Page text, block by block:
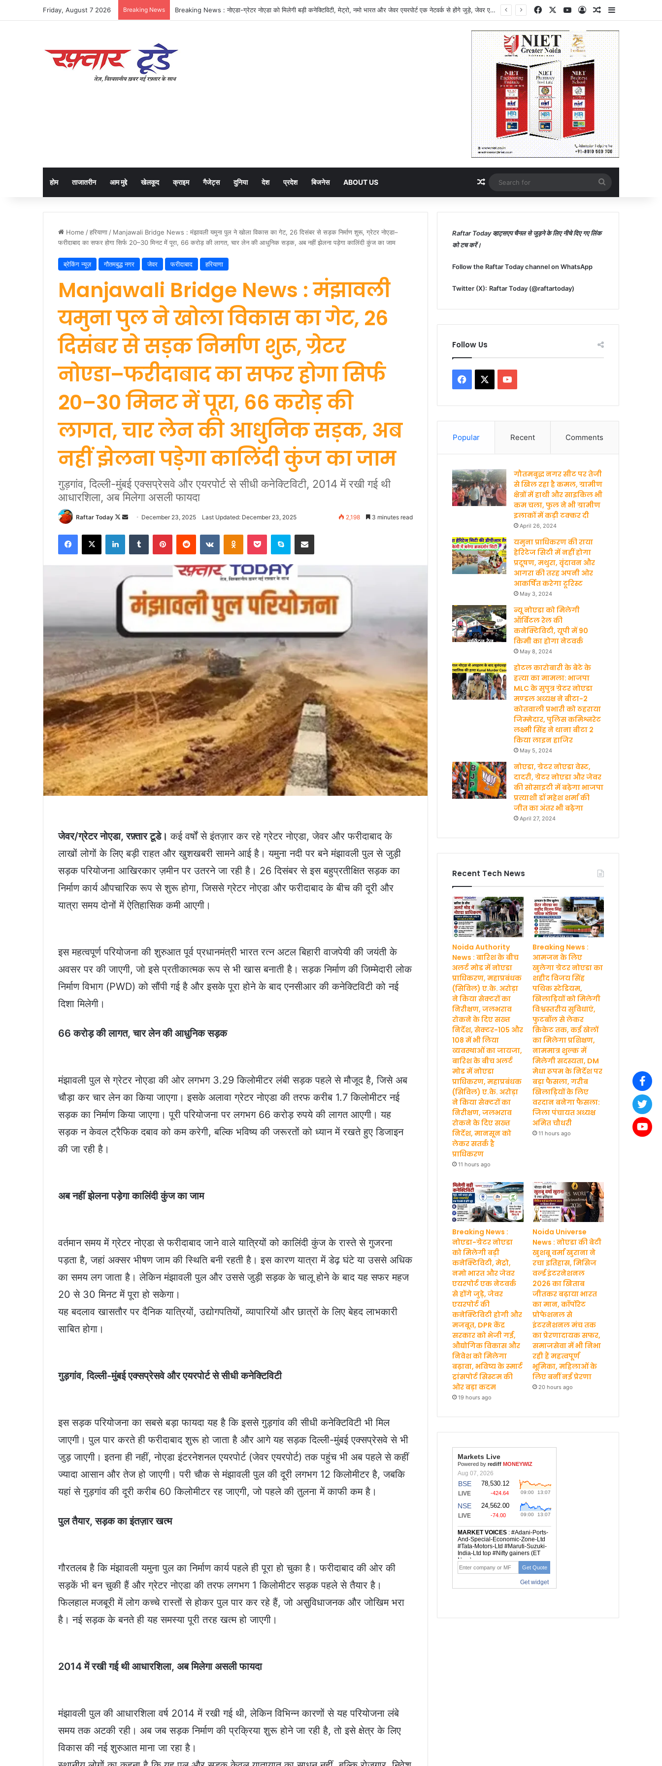
Friday, August 7 2026 Breaking News Breaking News : नोएडा-ग्रेटर नोएडा को मिलेगी बड़ी कनेक्टिविटी, मेट्रो, नमो भारत और जेवर एयरपोर्ट एक नेटवर्क से होंगे जुड़े, जेवर एयरपोर्ट की कनेक्टिविटी होगी और मजबूत, DPR केंद्र सरकार को भेजी गई, औद्योगिक विकास और निवेश को मिलेगा बढ़ावा, भविष्य के स्मार्ट ट्रांसपोर्ट सिस्टम की ओर बड़ा कदम FacebookYouTube
Log InRandom Article
Sidebar
होम ताजातरीन आम मुद्दे खेलकूद क्राइम गैजेट्स दुनिया देश प्रदेश बिजनेस ABOUT US Random Article
for
Home /हरियाणा / Manjawali Bridge News : मंझावली यमुना पुल ने खोला विकास का गेट, 26 दिसंबर से सड़क निर्माण शुरू, ग्रेटर नोएडा–
फरीदाबाद का सफर होगा सिर्फ 20–30 मिनट में पूरा, 66 करोड़ की लागत, चार लेन की आधुनिक सड़क, अब नहीं झेलना पड़ेगा कालिंदी कुंज का जाम
ब्रेकिंग न्यूज़ गौतमबुद्ध नगर जेवर फरीदाबाद हरियाणा
Manjawali Bridge News : मंझावली
यमुना पुल ने खोला विकास का गेट, 26
दिसंबर से सड़क निर्माण शुरू, ग्रेटर
नोएडा–फरीदाबाद का सफर होगा सिर्फ
20–30 मिनट में पूरा, 66 करोड़ की
लागत, चार लेन की आधुनिक सड़क, अब
नहीं झेलना पड़ेगा कालिंदी कुंज का जाम
गुड़गांव, दिल्ली-मुंबई एक्सप्रेसवे और एयरपोर्ट से सीधी कनेक्टिविटी, 2014 में रखी गई थी
आधारशिला, अब मिलेगा असली फायदा
Raftar Today
Follow
Send
email
December 23, 2025 Last Updated: December 23, 2025 2,198 3 minutes read
Facebook
X LinkedInTumblr PinterestReddit VKontakteOdnoklassniki
Pocket Skype Share via Email
जेवर/ग्रेटर नोएडा, रफ़्तार टूडे। कई वर्षों से इंतज़ार कर रहे ग्रेटर नोएडा, जेवर और फरीदाबाद के
लाखों लोगों के लिए बड़ी राहत और खुशखबरी सामने आई है। यमुना नदी पर बने मंझावली पुल से जुड़ी
सड़क परियोजना आखिरकार ज़मीन पर उतरने जा रही है। 26 दिसंबर से इस बहुप्रतीक्षित सड़क का
निर्माण कार्य औपचारिक रूप से शुरू होगा, जिससे ग्रेटर नोएडा और फरीदाबाद के बीच की दूरी और
यात्रा समय दोनों में ऐतिहासिक कमी आएगी।
इस महत्वपूर्ण परियोजना की शुरुआत पूर्व प्रधानमंत्री भारत रत्न अटल बिहारी वाजपेयी की जयंती के
अवसर पर की जाएगी, जो इसे प्रतीकात्मक रूप से भी खास बनाती है। सड़क निर्माण की जिम्मेदारी लोक
निर्माण विभाग (PWD) को सौंपी गई है और इसके पूरा होने के बाद एनसीआर की कनेक्टिविटी को नई
दिशा मिलेगी।
66 करोड़ की लागत, चार लेन की आधुनिक सड़क
मंझावली पुल से ग्रेटर नोएडा की ओर लगभग 3.29 किलोमीटर लंबी सड़क पहले से मौजूद है, जिसे अब
चौड़ा कर चार लेन का किया जाएगा। इसके अलावा ग्रेटर नोएडा की तरफ करीब 1.7 किलोमीटर नई
सड़क का निर्माण किया जाएगा। पूरी परियोजना पर लगभग 66 करोड़ रुपये की लागत आएगी। यह
सड़क न केवल ट्रैफिक दबाव को कम करेगी, बल्कि भविष्य की जरूरतों को ध्यान में रखते हुए डिजाइन
की जा रही है।
अब नहीं झेलना पड़ेगा कालिंदी कुंज का जाम
वर्तमान समय में ग्रेटर नोएडा से फरीदाबाद जाने वाले यात्रियों को कालिंदी कुंज के रास्ते से गुजरना
पड़ता है, जहां अक्सर भीषण जाम की स्थिति बनी रहती है। इस कारण यात्रा में डेढ़ घंटे या उससे अधिक
का समय लग जाता है। लेकिन मंझावली पुल और उससे जुड़ी सड़क के चालू होने के बाद यह सफर महज
20 से 30 मिनट में पूरा हो सकेगा।
यह बदलाव खासतौर पर दैनिक यात्रियों, उद्योगपतियों, व्यापारियों और छात्रों के लिए बेहद लाभकारी
साबित होगा।
गुड़गांव, दिल्ली-मुंबई एक्सप्रेसवे और एयरपोर्ट से सीधी कनेक्टिविटी
इस सड़क परियोजना का सबसे बड़ा फायदा यह है कि इससे गुड़गांव की सीधी कनेक्टिविटी भी मिल
जाएगी। पुल पार करते ही फरीदाबाद शुरू हो जाता है और आगे यह सड़क दिल्ली-मुंबई एक्सप्रेसवे से भी
जुड़ जाएगी। इतना ही नहीं, नोएडा इंटरनेशनल एयरपोर्ट (जेवर एयरपोर्ट) तक पहुंच भी अब पहले से कहीं
ज्यादा आसान और तेज हो जाएगी। परी चौक से मंझावली पुल की दूरी लगभग 12 किलोमीटर है, जबकि
यहां से गुड़गांव की दूरी करीब 60 किलोमीटर रह जाएगी, जो पहले की तुलना में काफी कम है।
पुल तैयार, सड़क का इंतज़ार खत्म
गौरतलब है कि मंझावली यमुना पुल का निर्माण कार्य पहले ही पूरा हो चुका है। फरीदाबाद की ओर की
सड़कें भी बन चुकी हैं और ग्रेटर नोएडा की तरफ लगभग 1 किलोमीटर सड़क पहले से तैयार है।
फिलहाल मजबूरी में लोग कच्चे रास्तों से होकर पुल पार कर रहे हैं, जो असुविधाजनक और जोखिम भरा
है। नई सड़क के बनते ही यह समस्या पूरी तरह खत्म हो जाएगी।
2014 में रखी गई थी आधारशिला, अब मिलेगा असली फायदा
मंझावली पुल की आधारशिला वर्ष 2014 में रखी गई थी, लेकिन विभिन्न कारणों से यह परियोजना लंबे
समय तक अटकी रही। अब जब सड़क निर्माण की प्रक्रिया शुरू होने जा रही है, तो इसे क्षेत्र के लिए
विकास की नई शुरुआत माना जा रहा है।
Raftar Today व्हाट्सएप चैनल से जुड़ने के लिए नीचे दिए गए लिंक
को टच करें।
Follow the Raftar Today channel on WhatsApp
Twitter (X): Raftar Today (@raftartoday)
Follow Us
Facebook YouTube
Popular Recent Comments
गौतमबुद्ध नगर सीट पर तेजी
से खिल रहा है कमल, ग्रामीण
क्षेत्रों में हाथी और साइकिल भी
कम चला, फुल ने भी ग्रामीण
इलाकों में कड़ी टक्कर दी
April 26, 2024
यमुना प्राधिकरण की राया
हेरिटेज सिटी में नहीं होगा
प्रदूषण, मथुरा, वृंदावन और
आगरा की तरह अपनी ओर
आकर्षित करेगा टूरिस्ट
May 3, 2024
न्यू नोएडा को मिलेगी
ऑर्बिटल रेल की
कनेक्टिविटी, यूपी में 90
किमी का होगा नेटवर्क
May 8, 2024
होटल कारोबारी के बेटे के
हत्‍या का मामला: भाजपा
MLC के सुपुत्र ग्रेटर नोएडा
मण्‍डल अध्‍यक्ष ने बीटा-2
कोतवाली प्रभारी को ठहराया
जिम्मेदार, पुलिस कमिश्नरेट
लक्ष्मी सिंह ने थाना बीटा 2
किया लाइन हाजिर
May 5, 2024
नोएडा, ग्रेटर नोएडा वेस्ट,
दादरी, ग्रेटर नोएडा और जेवर
की सोसाइटी में बढ़ेगा भाजपा
प्रत्याशी डॉ महेश शर्मा की
जीत का अंतर भी बढ़ेगा
April 27, 2024
Recent Tech News
Noida Authority
News : बारिश के बीच
अलर्ट मोड में नोएडा
प्राधिकरण, महाप्रबंधक
(सिविल) ए.के. अरोड़ा
ने किया सेक्टरों का
निरीक्षण, जलभराव
रोकने के दिए सख्त
निर्देश, सेक्टर-105 और
108 में भी लिया
व्यवस्थाओं का जायजा,
बारिश के बीच अलर्ट
मोड में नोएडा
प्राधिकरण, महाप्रबंधक
(सिविल) ए.के. अरोड़ा
ने किया सेक्टरों का
निरीक्षण, जलभराव
रोकने के दिए सख्त
निर्देश, मानसून को
लेकर सतर्क है
प्राधिकरण
11 hours ago
Breaking News :
आमजन के लिए
खुलेगा ग्रेटर नोएडा का
शहीद विजय सिंह
पथिक स्टेडियम,
खिलाड़ियों को मिलेगी
विश्वस्तरीय सुविधाएं,
फुटबॉल से लेकर
क्रिकेट तक, कई खेलों
का मिलेगा प्रशिक्षण,
नाममात्र शुल्क में
मिलेगी सदस्यता, DM
मेधा रूपम के निर्देश पर
बड़ा फैसला, गरीब
खिलाड़ियों के लिए
वरदान बनेगा फैसला:
जिला पंचायत अध्यक्ष
अमित चौधरी
11 hours ago
Breaking News :
नोएडा-ग्रेटर नोएडा
को मिलेगी बड़ी
कनेक्टिविटी, मेट्रो,
नमो भारत और जेवर
एयरपोर्ट एक नेटवर्क
से होंगे जुड़े, जेवर
एयरपोर्ट की
कनेक्टिविटी होगी और
मजबूत, DPR केंद्र
सरकार को भेजी गई,
औद्योगिक विकास और
निवेश को मिलेगा
बढ़ावा, भविष्य के स्मार्ट
ट्रांसपोर्ट सिस्टम की
ओर बड़ा कदम
19 hours ago
Noida Universe
News : नोएडा की बेटी
खुशबू वर्मा खुराना ने
रचा इतिहास, मिसिज
वर्ल्ड इंटरनेशनल
2026 का खिताब
जीतकर बढ़ाया भारत
का मान, कॉर्पोरेट
प्रोफेशनल से
इंटरनेशनल मंच तक
का प्रेरणादायक सफर,
समाजसेवा में भी निभा
रही हैं महत्वपूर्ण
भूमिका, महिलाओं के
लिए बनीं नई प्रेरणा
20 hours ago